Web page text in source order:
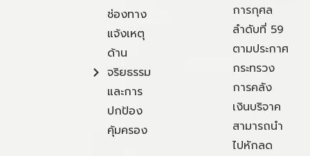
ช่องทาง
แจ้งเหตุ
ด้าน
จริยธรรม
และการ
ปกป้อง
คุ้มครอง
การกุศล
ลำดับที่ 59
ตามประกาศ
กระทรวง
การคลัง
เงินบริจาค
สามารถนำ
ไปหักลด